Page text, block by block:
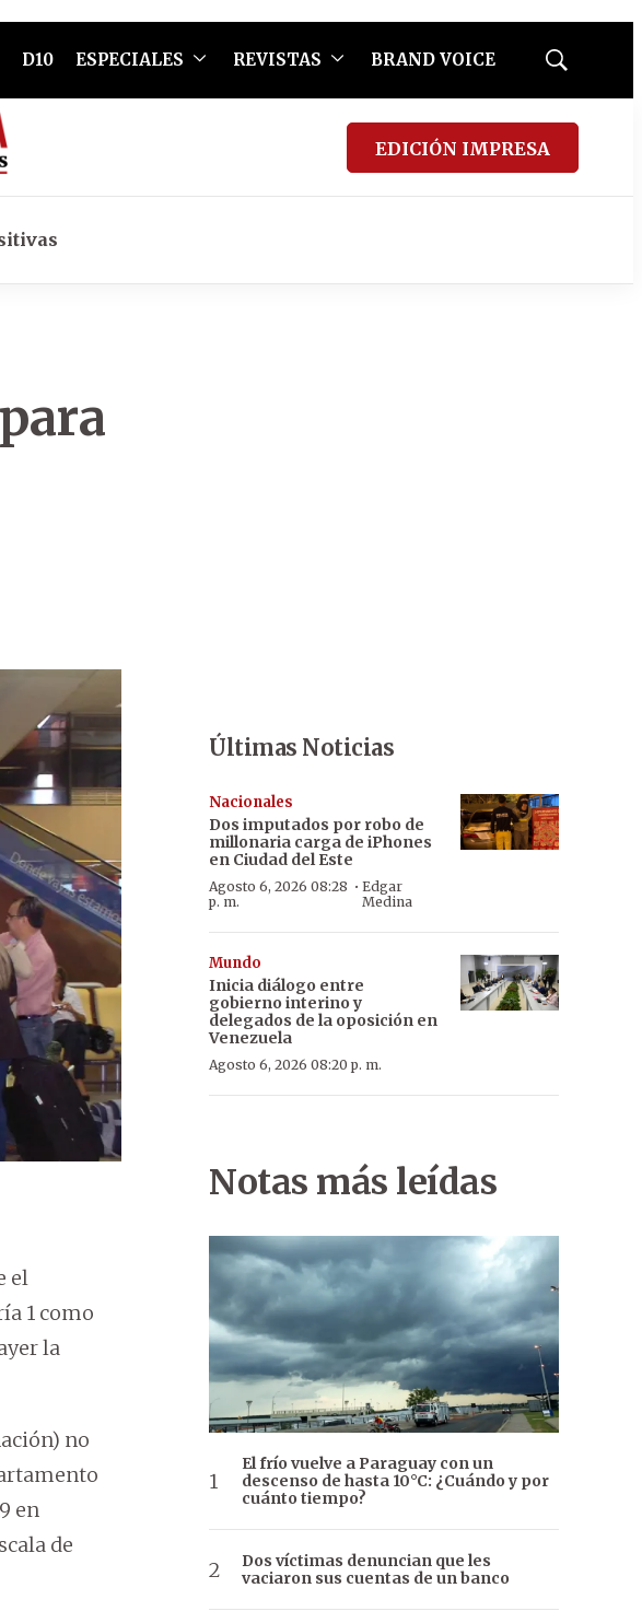
D10 ESPECIALES REVISTAS BRAND VOICE
Mostrar
EDICIÓN IMPRESA
el
1 como
la
no
en
de
Últimas Noticias
Nacionales
Dos imputados por robo de
millonaria carga de iPhones
en Ciudad del Este
Agosto 6, 2026 08:28
p. m.
· Edgar
Medina
Mundo
Inicia diálogo entre
gobierno interino y
delegados de la oposición en
Venezuela
Agosto 6, 2026 08:20 p. m.
Notas más leídas
El frío vuelve a Paraguay con un
descenso de hasta 10°C: ¿Cuándo y por
cuánto tiempo?
Dos víctimas denuncian que les
vaciaron sus cuentas de un banco